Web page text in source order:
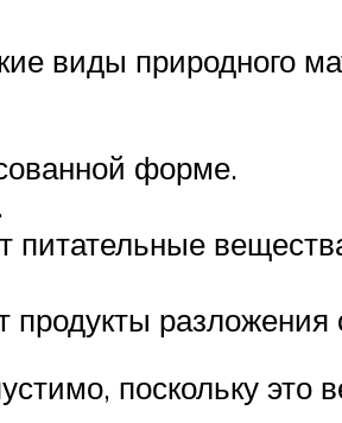
виды природного
форме.
питательные
разложения
поскольку это